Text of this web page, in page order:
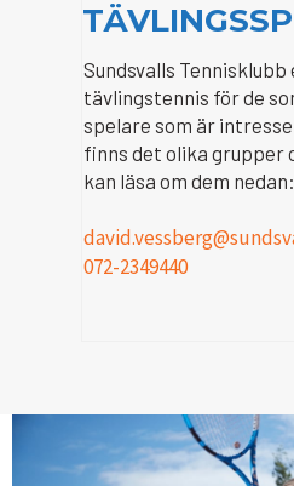
Sundsvalls
tävlingstennis för de
spelare som är
finns det olika grupper
kan läsa om dem nedan:
072-2349440